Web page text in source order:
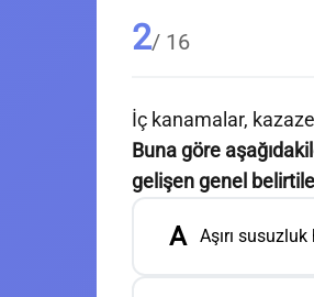
2/ 16
İç kanamalar,
Buna göre
gelişen genel
A Aşırı susuzluk